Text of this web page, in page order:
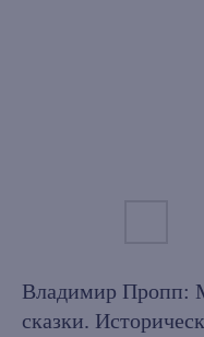
Владимир Пропп:
сказки.